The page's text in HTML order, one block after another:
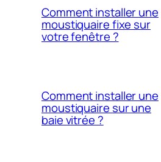
Comment installer une
moustiquaire fixe sur
votre fenêtre ?
Comment installer une
moustiquaire sur une
baie vitrée ?